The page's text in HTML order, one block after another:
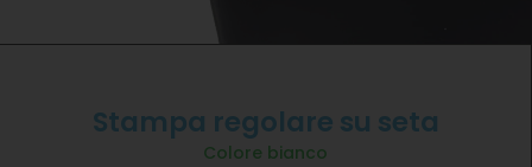
Stampa regolare su seta
Colore bianco